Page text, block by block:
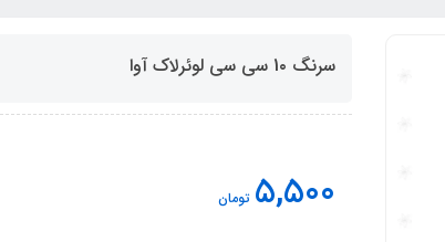
سرنگ 1۰ سی سی لوئرلاک آوا
5,500 تومان